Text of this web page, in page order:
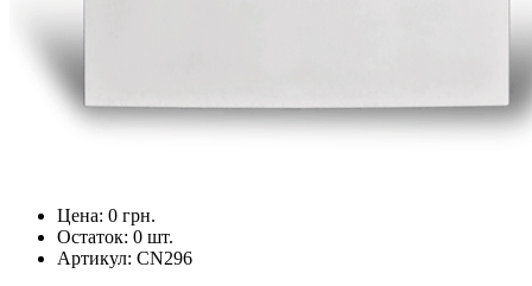
Цена: 0 грн.
Остаток: 0 шт.
Артикул: CN296